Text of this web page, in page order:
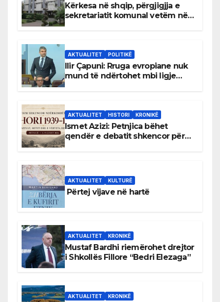
Kërkesa në shqip, përgjigjja e
sekretariatit komunal vetëm në
AKTUALITET POLITIKË
Ilir Çapuni: Rruga evropiane nuk
mund të ndërtohet mbi ligje
AKTUALITET HISTORI KRONIKË
Ismet Azizi: Petnjica bëhet
qendër e debatit shkencor për
AKTUALITET KULTURË
Përtej vijave në hartë
AKTUALITET KRONIKË
Mustaf Bardhi riemërohet drejtor
i Shkollës Fillore “Bedri Elezaga”
AKTUALITET KRONIKË